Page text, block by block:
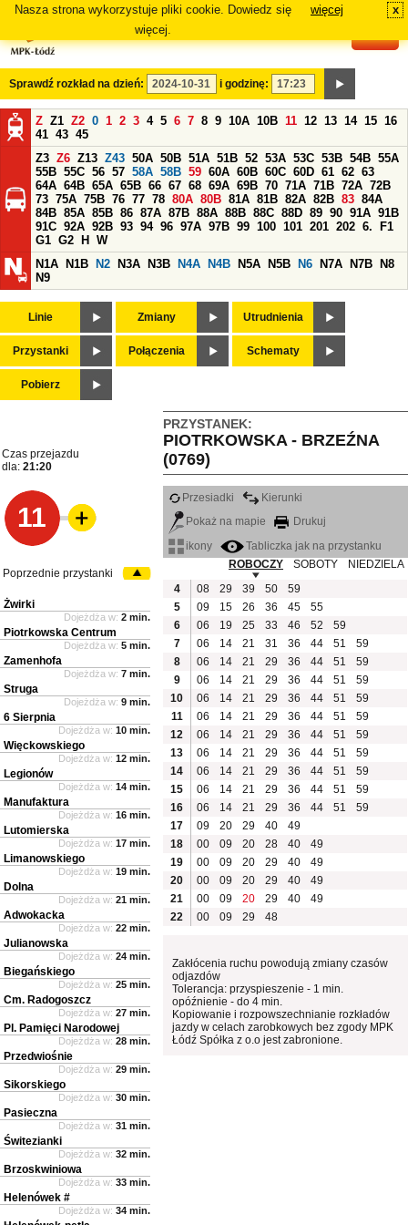
Nasza strona wykorzystuje pliki cookie. Dowiedz się
więcej.
więcej x
Sprawdź rozkład na dzień: i godzinę:
Z Z1 Z2 0 1 2 3 4 5 6 7 8 9 10A 10B 11 12 13 14 15 16
41 43 45
Z3 Z6 Z13 Z43 50A 50B 51A 51B 52 53A 53C 53B 54B 55A
55B 55C 56 57 58A 58B 59 60A 60B 60C 60D 61 62 63
64A 64B 65A 65B 66 67 68 69A 69B 70 71A 71B 72A 72B
73 75A 75B 76 77 78 80A 80B 81A 81B 82A 82B 83 84A
84B 85A 85B 86 87A 87B 88A 88B 88C 88D 89 90 91A 91B
91C 92A 92B 93 94 96 97A 97B 99 100 101 201 202 6.
F1
G1 G2 H
W
N1A
N1B N2 N3A N3B N4A N4B N5A N5B N6 N7A N7B
N8
N9
Linie Zmiany Utrudnienia
Przystanki Połączenia Schematy
Pobierz
PRZYSTANEK:
PIOTRKOWSKA - BRZEŹNA
(0769)
Czas przejazdu
dla: 21:20
11
Przesiadki
Kierunki
Pokaż na mapie
Drukuj
ikony
Tabliczka jak na przystanku
ROBOCZY
SOBOTY
NIEDZIELA
4
08 29 39 50
59
5
09 15 26 36 45
55
6
06 19 25 33 46 52
59
7
06 14 21 31 36 44 51
59
8
06 14 21 29 36 44 51
59
9
06 14 21 29 36 44 51
59
10
06 14 21 29 36 44 51
59
11
06 14 21 29 36 44 51
59
12
06 14 21 29 36 44 51
59
13
06 14 21 29 36 44 51
59
14
06 14 21 29 36 44 51
59
15
06 14 21 29 36 44 51
59
16
06 14 21 29 36 44 51
59
17
09 20 29 40
49
18
00 09 20 28 40
49
19
00 09 20 29 40
49
20
00 09 20 29 40
49
21
00 09 20 29 40
49
22
00 09 29 48
Zakłócenia ruchu powodują zmiany czasów
odjazdów
Tolerancja: przyspieszenie - 1 min.
opóźnienie - do 4 min.
Kopiowanie i rozpowszechnianie rozkładów
jazdy w celach zarobkowych bez zgody MPK
Łódź Spółka z o.o jest zabronione.
Poprzednie przystanki
Żwirki
Dojeżdża w: 2 min.
Piotrkowska Centrum
Dojeżdża w: 5 min.
Zamenhofa
Dojeżdża w: 7 min.
Struga
Dojeżdża w: 9 min.
6 Sierpnia
Dojeżdża w: 10 min.
Więckowskiego
Dojeżdża w: 12 min.
Legionów
Dojeżdża w: 14 min.
Manufaktura
Dojeżdża w: 16 min.
Lutomierska
Dojeżdża w: 17 min.
Limanowskiego
Dojeżdża w: 19 min.
Dolna
Dojeżdża w: 21 min.
Adwokacka
Dojeżdża w: 22 min.
Julianowska
Dojeżdża w: 24 min.
Biegańskiego
Dojeżdża w: 25 min.
Cm. Radogoszcz
Dojeżdża w: 27 min.
Pl. Pamięci Narodowej
Dojeżdża w: 28 min.
Przedwiośnie
Dojeżdża w: 29 min.
Sikorskiego
Dojeżdża w: 30 min.
Pasieczna
Dojeżdża w: 31 min.
Świtezianki
Dojeżdża w: 32 min.
Brzoskwiniowa
Dojeżdża w: 33 min.
Helenówek #
Dojeżdża w: 34 min.